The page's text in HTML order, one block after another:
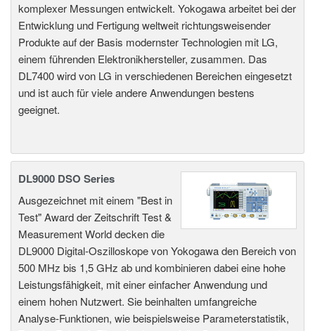
komplexer Messungen entwickelt. Yokogawa arbeitet bei der
Entwicklung und Fertigung weltweit richtungsweisender
Produkte auf der Basis modernster Technologien mit LG,
einem führenden Elektronikhersteller, zusammen. Das
DL7400 wird von LG in verschiedenen Bereichen eingesetzt
und ist auch für viele andere Anwendungen bestens
geeignet.
DL9000 DSO Series
Ausgezeichnet mit einem "Best in
Test" Award der Zeitschrift Test &
Measurement World decken die
DL9000 Digital-Oszilloskope von Yokogawa den Bereich von
500 MHz bis 1,5 GHz ab und kombinieren dabei eine hohe
Leistungsfähigkeit, mit einer einfacher Anwendung und
einem hohen Nutzwert. Sie beinhalten umfangreiche
Analyse-Funktionen, wie beispielsweise Parameterstatistik,